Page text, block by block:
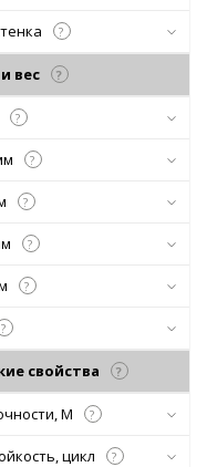
?
вес ?
?
?
?
?
?
?
свойства ?
М ?
цикл ?